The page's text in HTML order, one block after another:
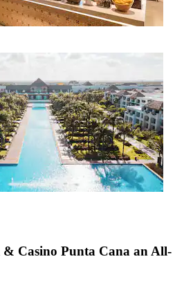
Casino Punta Cana an All-